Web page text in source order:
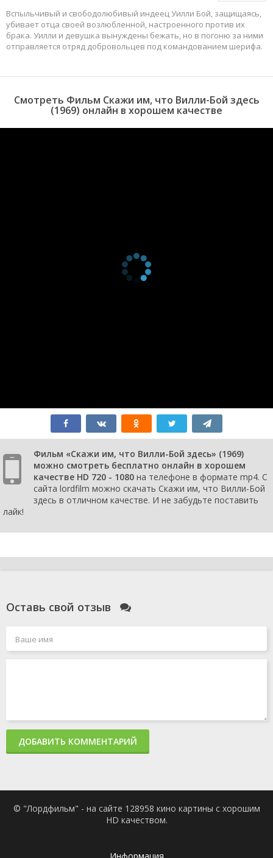
Вспыльчивый и свободолюбивый индеец Уилли Бой, защищаясь,
убивает отца своей возлюбленной, настроенного против их
брака. Уилли и девушка вынуждены бежать, но в погоню за ними
отправляется отряд добровольцев под командованием шерифа.
Смотреть Фильм Скажи им, что Вилли-Бой здесь
(1969) онлайн в хорошем качестве
Фильм «Скажи им, что Вилли-Бой здесь» (1969)
можно смотреть бесплатно онлайн в хорошем
качестве HD 720 - 1080 на телефоне в формате mp4. С
сайта lordfilm можно скачать Скажи им, что Вилли-Бой
здесь в отличном качестве. И не забудьте поставить
лайк!
Оставь свой отзыв
ДОБАВИТЬ КОММЕНТАРИЙ
© "Лордфильм" - на сайте 128958 кино картины с хорошим
HD качеством.